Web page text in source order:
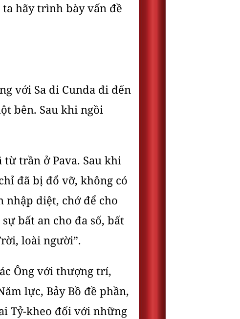
hãy trình bày vấn đề
với Sa di Cunda đi đến
bên. Sau khi ngồi
trần ở Pava. Sau khi
đã bị đổ vỡ, không có
nhập diệt, chớ để cho
bất an cho đa số, bất
loài người”.
Ông với thượng trí,
lực, Bảy Bồ đề phần,
Tỷ-kheo đối với những